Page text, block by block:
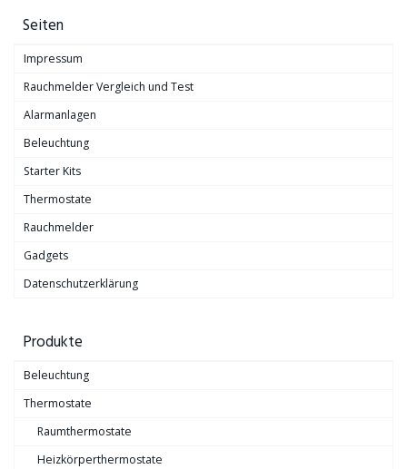
Seiten
Impressum
Rauchmelder Vergleich und Test
Alarmanlagen
Beleuchtung
Starter Kits
Thermostate
Rauchmelder
Gadgets
Datenschutzerklärung
Produkte
Beleuchtung
Thermostate
Raumthermostate
Heizkörperthermostate